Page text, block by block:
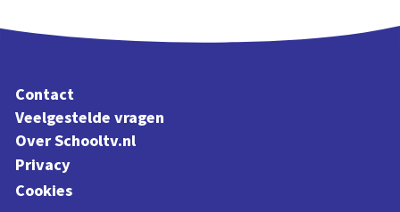
Contact
Veelgestelde vragen
Over Schooltv.nl
Privacy
Cookies